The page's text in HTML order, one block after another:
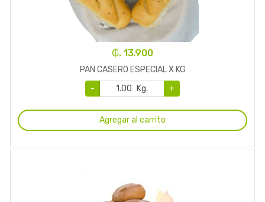
₲. 13.900
PAN CASERO ESPECIAL X KG
-
Kg. +
Agregar al carrito